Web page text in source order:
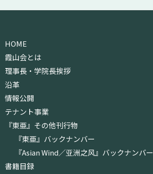
HOME
霞山会とは
理事長・学院長挨拶
沿革
情報公開
テナント事業
『東亜』その他刊行物
『東亜』バックナンバー
『Asian Wind／亚洲之风』バックナンバー
書籍目録